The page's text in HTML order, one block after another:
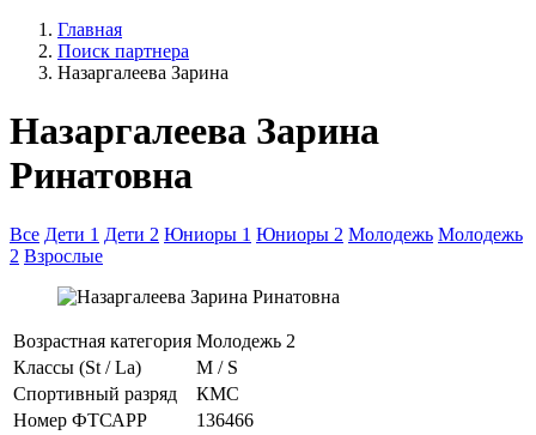
Главная
Поиск партнера
Назаргалеева Зарина
Назаргалеева Зарина
Ринатовна
Все Дети 1 Дети 2 Юниоры 1 Юниоры 2 Молодежь Молодежь
2 Взрослые
Возрастная категория Молодежь 2
Классы (St / La)
M / S
Спортивный разряд
КМС
Номер ФТСАРР
136466